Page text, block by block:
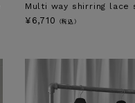
Multi way shirring lace
¥ 6,710 （税込）